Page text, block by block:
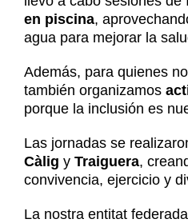
Contacto
en piscina,
agua para mejorar la
Además, para quienes
también organizamos
porque la inclusión es
Las jornadas se
Càlig y Traiguera,
convivencia, ejercicio y
La nostra entitat federada